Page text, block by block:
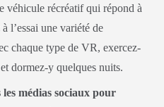
véhicule récréatif qui répond à
l’essai une variété de
chaque type de VR, exercez-
dormez-y quelques nuits.
médias sociaux pour